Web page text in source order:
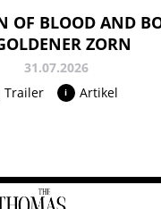
OF BLOOD AND
ZORN
31.07.2026
Trailer
Artikel